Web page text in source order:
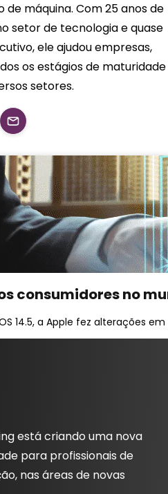
máquina. Com 25 anos de
setor de tecnologia e quase
ele ajudou empresas,
os estágios de maturidade
setores.
consumidores no
14.5, a Apple fez alterações em
está criando uma nova
para profissionais de
nas áreas de novas